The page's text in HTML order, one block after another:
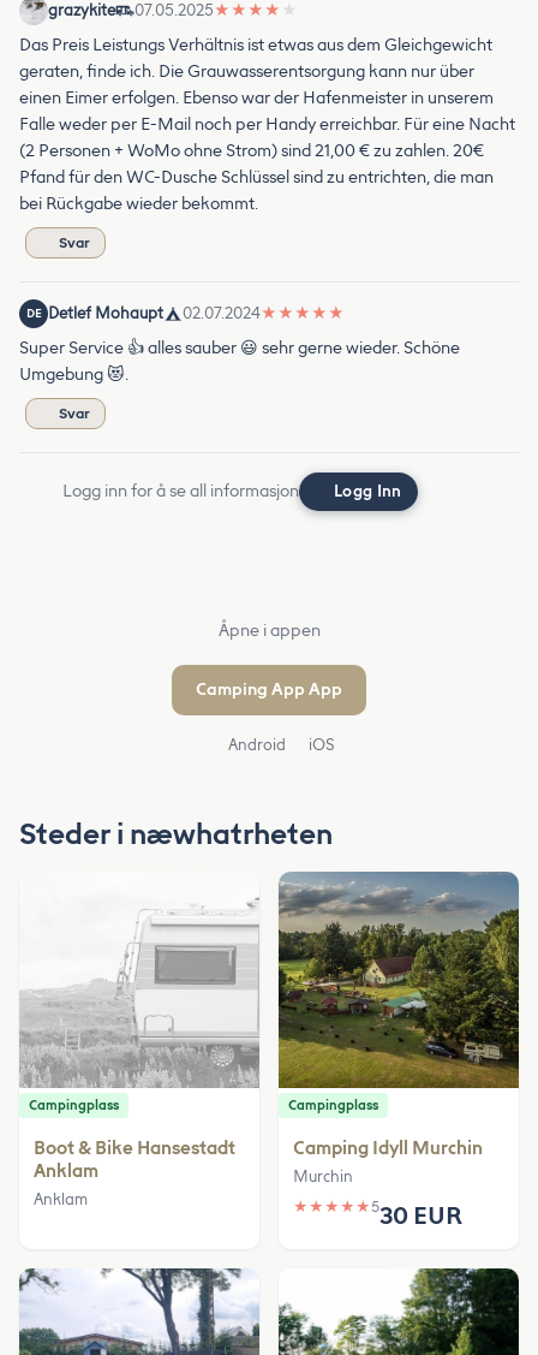
grazykite 07.05.2025★ ★ ★ ★ ★
Das Preis Leistungs Verhältnis ist etwas aus dem Gleichgewicht
geraten, finde ich. Die Grauwasserentsorgung kann nur über
einen Eimer erfolgen. Ebenso war der Hafenmeister in unserem
Falle weder per E-Mail noch per Handy erreichbar. Für eine Nacht
(2 Personen + WoMo ohne Strom) sind 21,00 € zu zahlen. 20€
Pfand für den WC-Dusche Schlüssel sind zu entrichten, die man
bei Rückgabe wieder bekommt.
Svar
DE Detlef Mohaupt 02.07.2024★ ★ ★ ★ ★
Super Service 👍 alles sauber 😃 sehr gerne wieder. Schöne
Umgebung 😻.
Svar
Logg inn for å se all informasjon Logg Inn
Åpne i appen
Camping App App
Android iOS
Steder i næwhatrheten
Campingplass
Boot & Bike Hansestadt
Anklam
Anklam
Campingplass
Camping Idyll Murchin
Murchin
★ ★ ★ ★ ★530 EUR